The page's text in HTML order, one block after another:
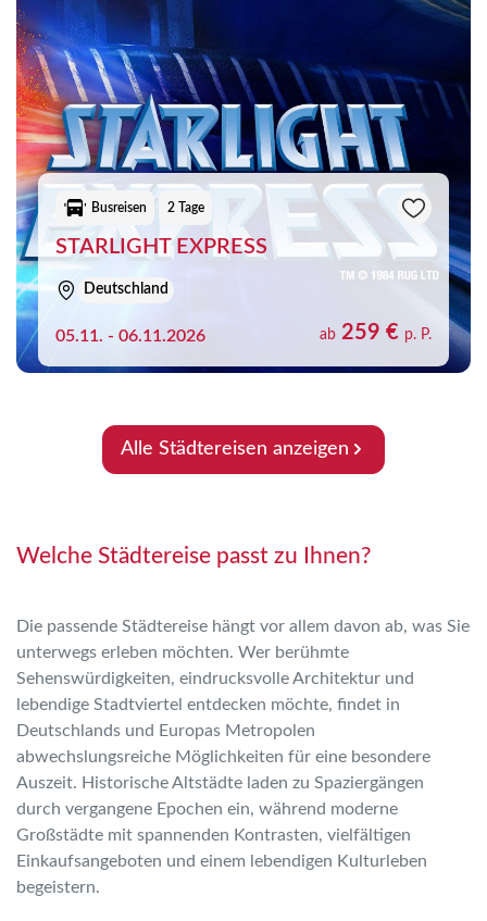
Busreisen 2 Tage
STARLIGHT EXPRESS
Deutschland
05.11. - 06.11.2026 ab 259 € p. P.
Alle Städtereisen anzeigen
Welche Städtereise passt zu Ihnen?
Die passende Städtereise hängt vor allem davon ab, was Sie
unterwegs erleben möchten. Wer berühmte
Sehenswürdigkeiten, eindrucksvolle Architektur und
lebendige Stadtviertel entdecken möchte, findet in
Deutschlands und Europas Metropolen
abwechslungsreiche Möglichkeiten für eine besondere
Auszeit. Historische Altstädte laden zu Spaziergängen
durch vergangene Epochen ein, während moderne
Großstädte mit spannenden Kontrasten, vielfältigen
Einkaufsangeboten und einem lebendigen Kulturleben
begeistern.